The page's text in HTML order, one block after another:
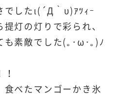
でしたι(´Д｀υ)ｱﾂｨｰ
灯の灯りで彩られ、
も素敵でした(｡･ω･｡)ﾉ
食べたマンゴーかき氷